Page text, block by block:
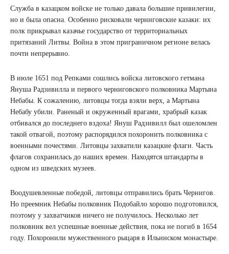
Служба в казацком войске не только давала большие привилегии,
но и была опасна. Особенно рисковали черниговские казаки: их
полк прикрывал казачье государство от территориальных
притязаний Литвы. Война в этом приграничном регионе велась
почти непрерывно.
В июле 1651 под Репками сошлись войска литовского гетмана
Януша Радзивилла и первого черниговского полковника Мартына
Небабы. К сожалению, литовцы тогда взяли верх, а Мартына
Небабу убили. Раненый и окруженный врагами, храбрый казак
отбивался до последнего вздоха! Януш Радзивилл был ошеломлен
такой отвагой, поэтому распорядился похоронить полковника с
военными почестями. Литовцы захватили казацкие флаги. Часть
флагов сохранилась до наших времен. Находятся штандарты в
одном из шведских музеев.
Воодушевленные победой, литовцы отправились брать Чернигов.
Но преемник Небабы полковник Подобайло хорошо подготовился,
поэтому у захватчиков ничего не получилось. Несколько лет
полковник вел успешные военные действия, пока не погиб в 1654
году. Похоронили мужественного рыцаря в Ильинском монастыре.